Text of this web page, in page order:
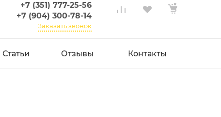
+7 (351) 777-25-56
+7 (904) 300-78-14
Заказать звонок
Статьи Отзывы Контакты